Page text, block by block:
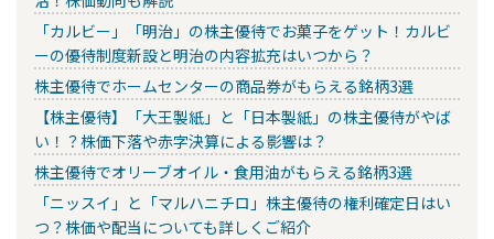
「カルビー」「明治」の株主優待でお菓子をゲット！カルビ
ーの優待制度新設と明治の内容拡充はいつから？
株主優待でホームセンターの商品券がもらえる銘柄3選
【株主優待】「大王製紙」と「日本製紙」の株主優待がやば
い！？株価下落や赤字決算による影響は？
株主優待でオリーブオイル・食用油がもらえる銘柄3選
「ニッスイ」と「マルハニチロ」株主優待の権利確定日はい
つ？株価や配当についても詳しくご紹介